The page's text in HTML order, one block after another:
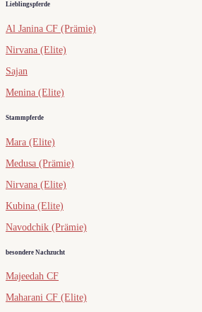
Lieblingspferde
Al Janina CF (Prämie)
Nirvana (Elite)
Sajan
Menina (Elite)
Stammpferde
Mara (Elite)
Medusa (Prämie)
Nirvana (Elite)
Kubina (Elite)
Navodchik (Prämie)
besondere Nachzucht
Majeedah CF
Maharani CF (Elite)